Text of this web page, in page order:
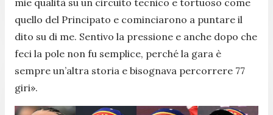
mie qualità su un circuito tecnico e tortuoso come
quello del Principato e cominciarono a puntare il
dito su di me. Sentivo la pressione e anche dopo che
feci la pole non fu semplice, perché la gara è
sempre un’altra storia e bisognava percorrere 77
giri».